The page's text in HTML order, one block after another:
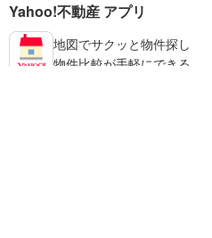
Yahoo!不動産 アプリ
地図でサクッと物件探し
物件比較が手軽にできる